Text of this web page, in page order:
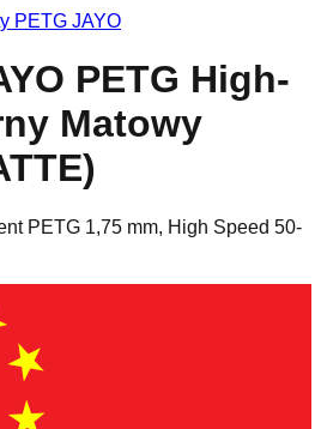
PETG JAYO
PETG High-
Matowy
PETG 1,75 mm, High Speed 50-